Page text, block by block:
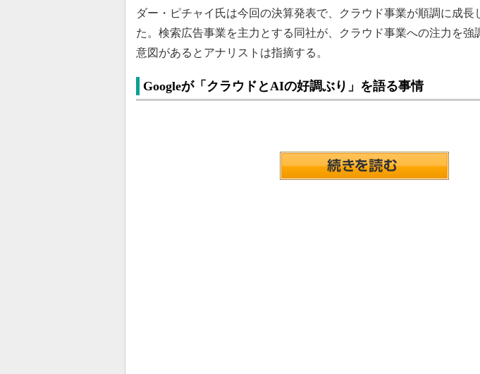
ダー・ピチャイ氏は今回の決算発表で、クラウド事業が順調に成長
た。検索広告事業を主力とする同社が、クラウド事業への注力を強
意図があるとアナリストは指摘する。
Googleが「クラウドとAIの好調ぶり」を語る事情